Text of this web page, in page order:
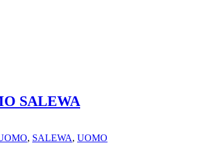
SALEWA
, SALEWA, UOMO